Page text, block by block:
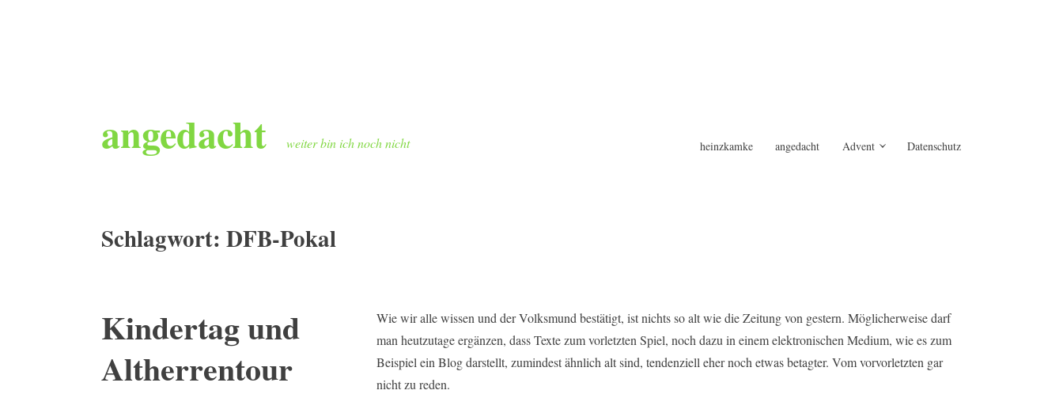
springen
angedacht weiter bin ich noch nicht heinzkamke angedacht Advent Datenschutz
Schlagwort: DFB-Pokal
Kindertag und
Altherrentour
Wie wir alle wissen und der Volksmund bestätigt, ist nichts so alt wie die Zeitung von gestern. Möglicherweise darf
man heutzutage ergänzen, dass Texte zum vorletzten Spiel, noch dazu in einem elektronischen Medium, wie es zum
Beispiel ein Blog darstellt, zumindest ähnlich alt sind, tendenziell eher noch etwas betagter. Vom vorvorletzten gar
nicht zu reden.